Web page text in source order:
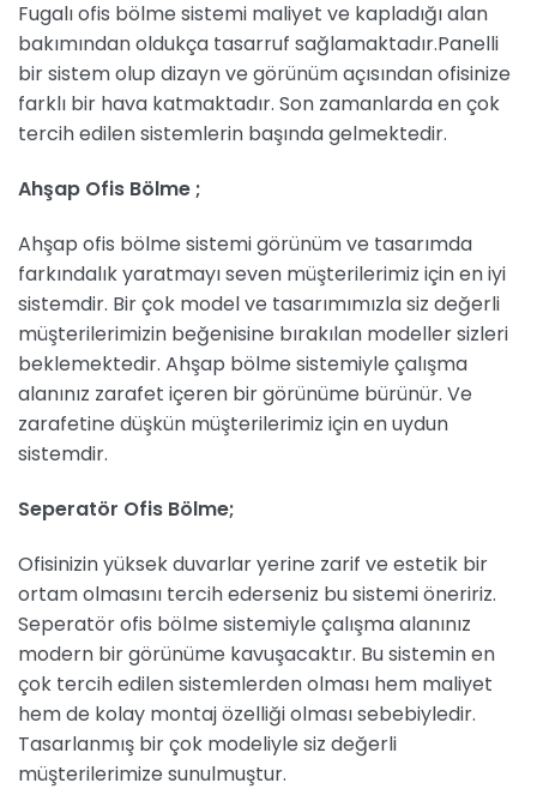
Fugalı ofis bölme sistemi maliyet ve kapladığı alan
bakımından oldukça tasarruf sağlamaktadır.Panelli
bir sistem olup dizayn ve görünüm açısından ofisinize
farklı bir hava katmaktadır. Son zamanlarda en çok
tercih edilen sistemlerin başında gelmektedir.
Ahşap Ofis Bölme ;
Ahşap ofis bölme sistemi görünüm ve tasarımda
farkındalık yaratmayı seven müşterilerimiz için en iyi
sistemdir. Bir çok model ve tasarımımızla siz değerli
müşterilerimizin beğenisine bırakılan modeller sizleri
beklemektedir. Ahşap bölme sistemiyle çalışma
alanınız zarafet içeren bir görünüme bürünür. Ve
zarafetine düşkün müşterilerimiz için en uydun
sistemdir.
Seperatör Ofis Bölme;
Ofisinizin yüksek duvarlar yerine zarif ve estetik bir
ortam olmasını tercih ederseniz bu sistemi öneririz.
Seperatör ofis bölme sistemiyle çalışma alanınız
modern bir görünüme kavuşacaktır. Bu sistemin en
çok tercih edilen sistemlerden olması hem maliyet
hem de kolay montaj özelliği olması sebebiyledir.
Tasarlanmış bir çok modeliyle siz değerli
müşterilerimize sunulmuştur.